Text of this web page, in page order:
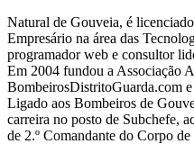
Natural de Gouveia, é
Empresário na área das
programador web e consultor
Em 2004 fundou a Associação
BombeirosDistritoGuarda.com
Ligado aos Bombeiros de
carreira no posto de Subchefe,
de 2.º Comandante do Corpo